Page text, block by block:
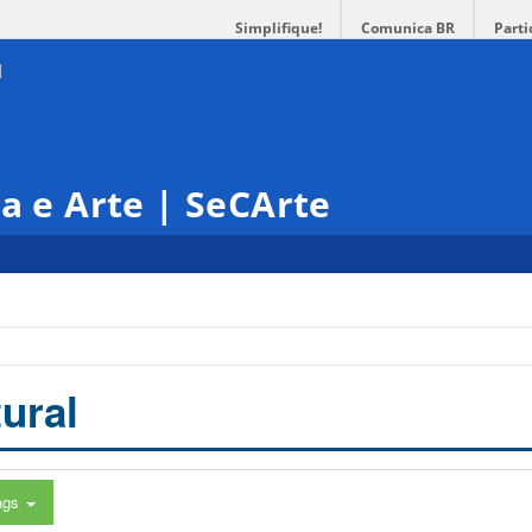
Simplifique! Comunica BR
e Arte | SeCArte